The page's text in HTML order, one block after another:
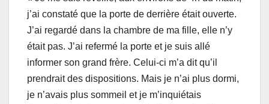
j’ai constaté que la porte de derrière était ouverte.
J’ai regardé dans la chambre de ma fille, elle n’y
était pas. J’ai refermé la porte et je suis allé
informer son grand frère. Celui-ci m’a dit qu’il
prendrait des dispositions. Mais je n’ai plus dormi,
je n’avais plus sommeil et je m’inquiétais